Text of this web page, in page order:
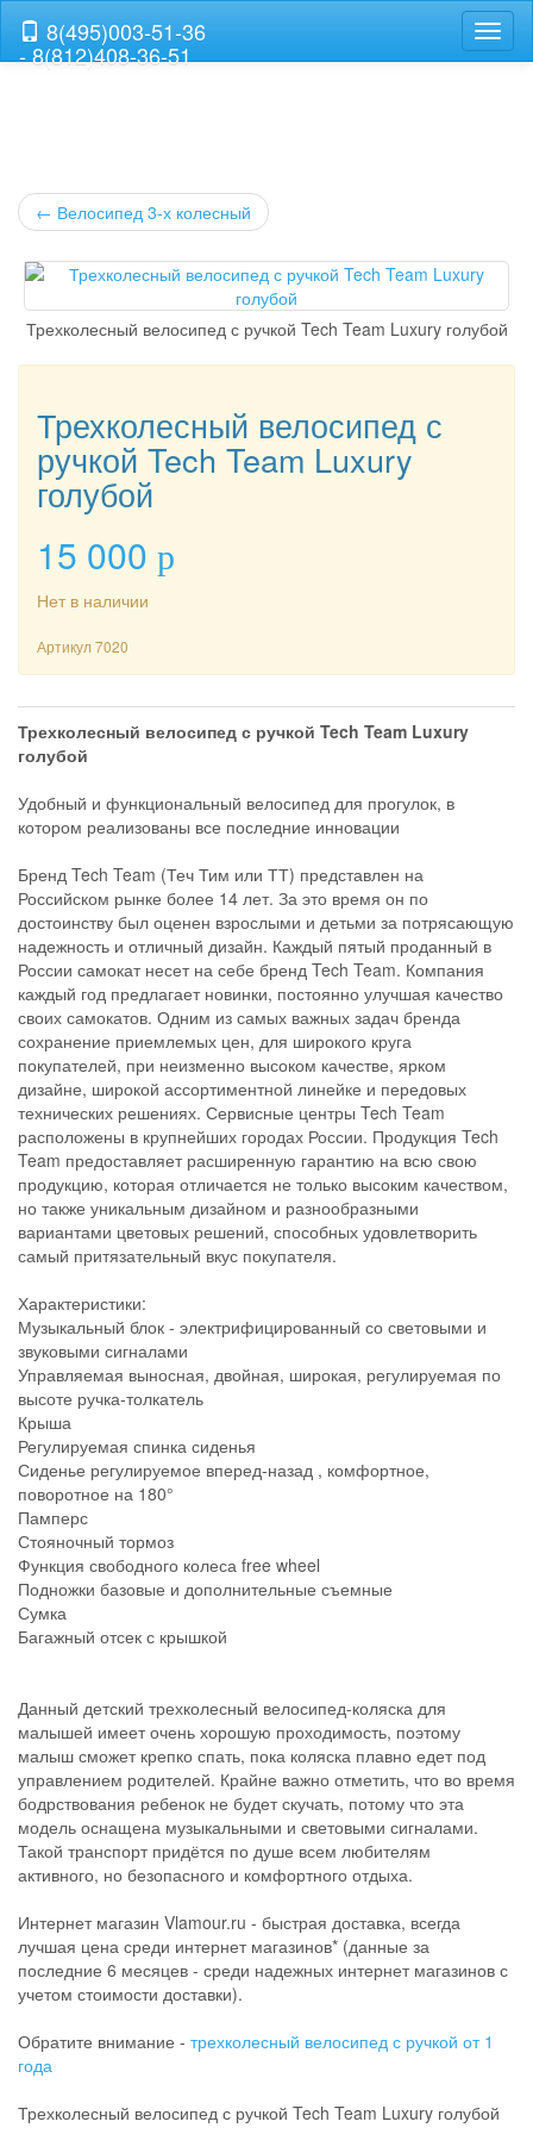
8(495)003-51-36
- 8(812)408-36-51
← Велосипед 3-х колесный
Трехколесный велосипед с ручкой Tech Team Luxury голубой
Трехколесный велосипед с
ручкой Tech Team Luxury
голубой
15 000 p
Нет в наличии
Артикул7020
Трехколесный велосипед с ручкой Tech Team Luxury
голубой
Удобный и функциональный велосипед для прогулок, в
котором реализованы все последние инновации
Бренд Tech Team (Теч Тим или ТТ) представлен на
Российском рынке более 14 лет. За это время он по
достоинству был оценен взрослыми и детьми за потрясающую
надежность и отличный дизайн. Каждый пятый проданный в
России самокат несет на себе бренд Tech Team. Компания
каждый год предлагает новинки, постоянно улучшая качество
своих самокатов. Одним из самых важных задач бренда
сохранение приемлемых цен, для широкого круга
покупателей, при неизменно высоком качестве, ярком
дизайне, широкой ассортиментной линейке и передовых
технических решениях. Сервисные центры Tech Team
расположены в крупнейших городах России. Продукция Tech
Team предоставляет расширенную гарантию на всю свою
продукцию, которая отличается не только высоким качеством,
но также уникальным дизайном и разнообразными
вариантами цветовых решений, способных удовлетворить
самый притязательный вкус покупателя.
Характеристики:
Музыкальный блок - электрифицированный со световыми и
звуковыми сигналами
Управляемая выносная, двойная, широкая, регулируемая по
высоте ручка-толкатель
Крыша
Регулируемая спинка сиденья
Сиденье регулируемое вперед-назад , комфортное,
поворотное на 180°
Памперс
Стояночный тормоз
Функция свободного колеса free wheel
Подножки базовые и дополнительные съемные
Сумка
Багажный отсек с крышкой
Данный детский трехколесный велосипед-коляска для
малышей имеет очень хорошую проходимость, поэтому
малыш сможет крепко спать, пока коляска плавно едет под
управлением родителей. Крайне важно отметить, что во время
бодрствования ребенок не будет скучать, потому что эта
модель оснащена музыкальными и световыми сигналами.
Такой транспорт придётся по душе всем любителям
активного, но безопасного и комфортного отдыха.
Интернет магазин Vlamour.ru - быстрая доставка, всегда
лучшая цена среди интернет магазинов* (данные за
последние 6 месяцев - среди надежных интернет магазинов с
учетом стоимости доставки).
Обратите внимание - трехколесный велосипед с ручкой от 1
года
Трехколесный велосипед с ручкой Tech Team Luxury голубой